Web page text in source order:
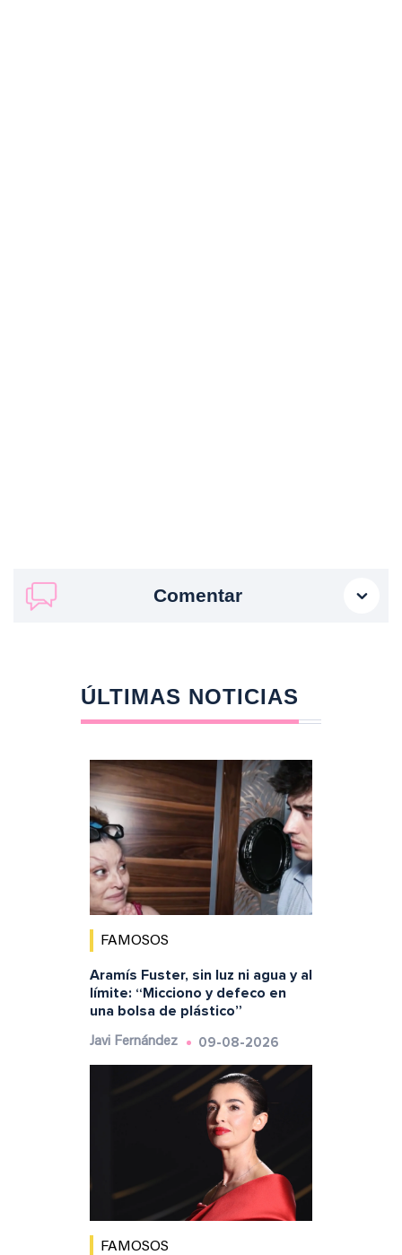
Comentar
ÚLTIMAS NOTICIAS
FAMOSOS
Aramís Fuster, sin luz ni agua y al
límite: “Micciono y defeco en
una bolsa de plástico”
Javi Fernández 09-08-2026
FAMOSOS